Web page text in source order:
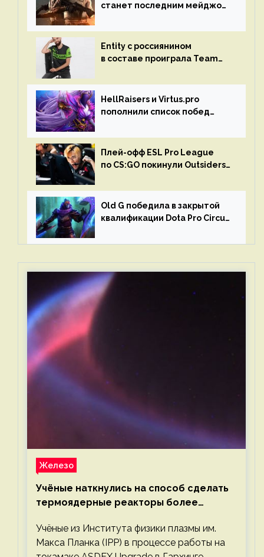
станет последним мейджор-
Entity с россиянином
в составе проиграла Team
HellRaisers и Virtus.pro
пополнили список побед
Плей-офф ESL Pro League
по CS:GO покинули Outsiders
Old G победила в закрытой
квалификации Dota Pro Circuit
Железо
Учёные наткнулись на способ сделать
термоядерные реакторы более
Учёные из Института физики плазмы им.
Макса Планка (IPP) в процессе работы на